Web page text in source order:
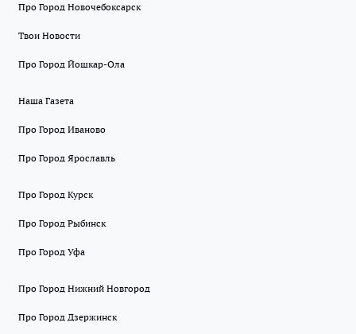
Про Город Новочебоксарск
Твои Новости
Про Город Йошкар-Ола
Наша Газета
Про Город Иваново
Про Город Ярославль
Про Город Курск
Про Город Рыбинск
Про Город Уфа
Про Город Нижний Новгород
Про Город Дзержинск